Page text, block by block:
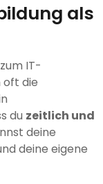
als
IT-
oft die
du zeitlich und
deine
deine eigene